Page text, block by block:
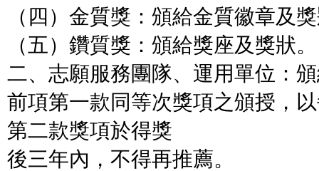
（四）金質獎：頒給金質徽章及
（五）鑽質獎：頒給獎座及獎狀。
二、志願服務團隊、運用單位：
前項第一款同等次獎項之頒授，
第二款獎項於得獎
後三年內，不得再推薦。